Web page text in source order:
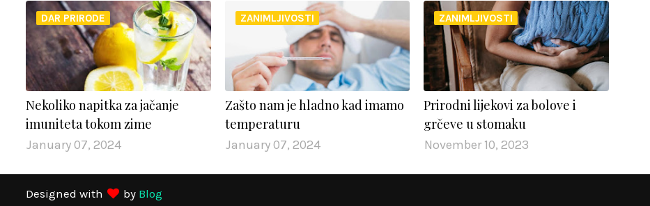
DAR PRIRODE
Nekoliko napitka za jačanje
imuniteta tokom zime
January 07, 2024
ZANIMLJIVOSTI
Zašto nam je hladno kad imamo
temperaturu
January 07, 2024
ZANIMLJIVOSTI
Prirodni lijekovi za bolove i
grčeve u stomaku
November 10, 2023
Designed with by Blog